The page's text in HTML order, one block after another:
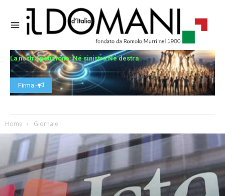
La nostra petizione: Né sinistra Né destra
Firma -
Home Giornale